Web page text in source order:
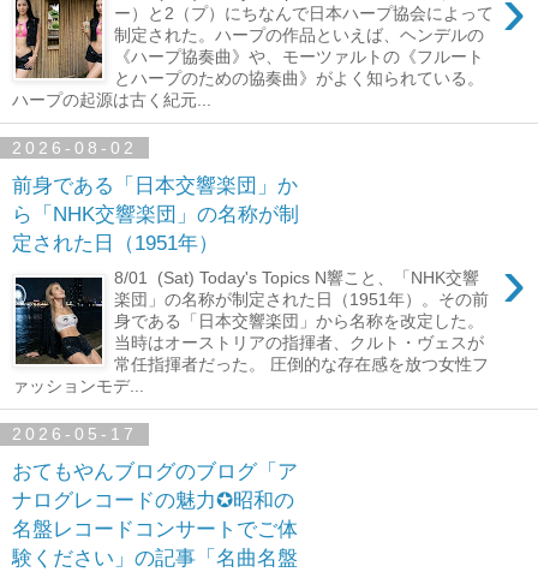
ー）と2（プ）にちなんで日本ハープ協会によって
制定された。ハープの作品といえば、ヘンデルの
《ハープ協奏曲》や、モーツァルトの《フルート
とハープのための協奏曲》がよく知られている。
ハープの起源は古く紀元...
2026-08-02
前身である「日本交響楽団」か
ら「NHK交響楽団」の名称が制
定された日（1951年）
›
8/01 (Sat) Today's Topics N響こと、「NHK交響
楽団」の名称が制定された日（1951年）。その前
身である「日本交響楽団」から名称を改定した。
当時はオーストリアの指揮者、クルト・ヴェスが
常任指揮者だった。 圧倒的な存在感を放つ女性フ
ァッションモデ...
2026-05-17
おてもやんブログのブログ「ア
ナログレコードの魅力✪昭和の
名盤レコードコンサートでご体
験ください」の記事「名曲名盤